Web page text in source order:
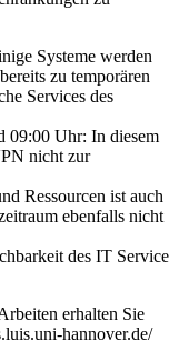
Systeme werden
zu temporären
Services des
09:00 Uhr: In diesem
nicht zur
Ressourcen ist auch
ebenfalls nicht
des IT Service
erhalten Sie
hannover.de/